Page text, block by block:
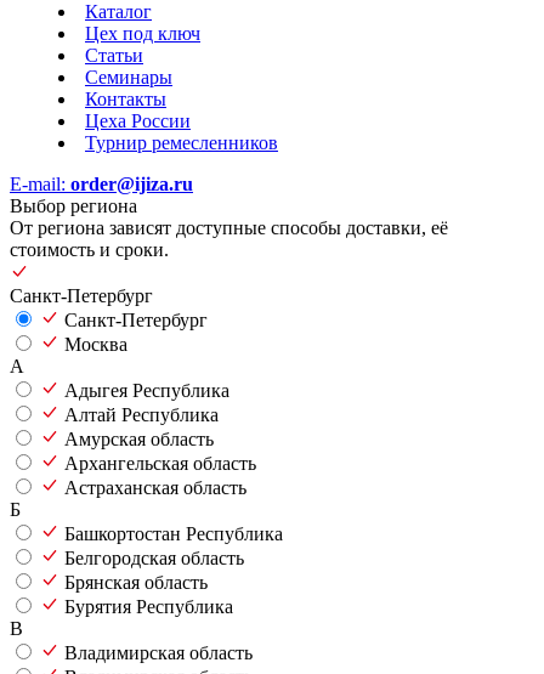
Каталог
Цех под ключ
Статьи
Семинары
Контакты
Цеха России
Турнир ремесленников
E-mail: order@ijiza.ru
Выбор региона
От региона зависят доступные способы доставки, её
стоимость и сроки.
Санкт-Петербург
Санкт-Петербург
Москва
А
Адыгея Республика
Алтай Республика
Амурская область
Архангельская область
Астраханская область
Б
Башкортостан Республика
Белгородская область
Брянская область
Бурятия Республика
В
Владимирская область